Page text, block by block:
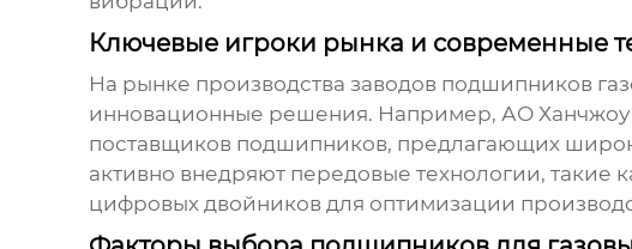
Ключевые игроки рынка и современные
На рынке производства заводов подшипников
инновационные решения. Например, АО Ханчжоу
поставщиков подшипников, предлагающих
активно внедряют передовые технологии, такие
цифровых двойников для оптимизации